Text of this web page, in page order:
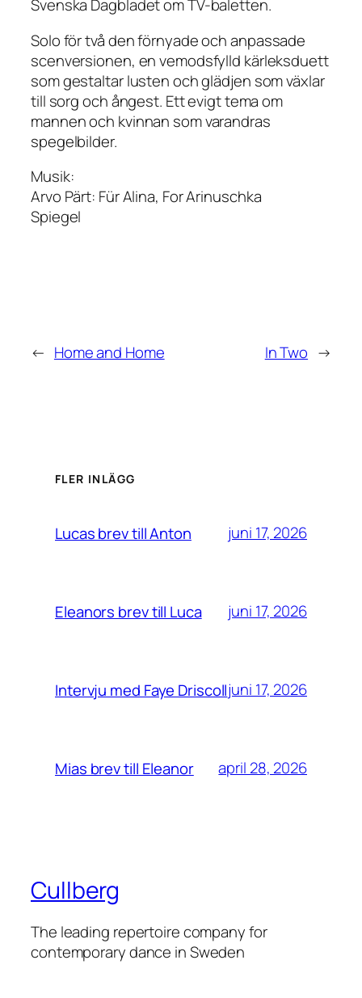
Svenska Dagbladet om TV-baletten.
Solo för tvåden förnyade och anpassade
scenversionen, en vemodsfylld kärleksduett
som gestaltar lusten och glädjen som växlar
till sorg och ångest. Ett evigt tema om
mannen och kvinnan som varandras
spegelbilder.
Musik:
Arvo Pärt: Für Alina, For Arinuschka
Spiegel
← Home and Home In Two →
FLER INLÄGG
Lucas brev till Anton juni 17, 2026
Eleanors brev till Luca juni 17, 2026
Intervju med Faye Driscolljuni 17, 2026
Mias brev till Eleanor april 28, 2026
Cullberg
The leading repertoire company for
contemporary dance in Sweden